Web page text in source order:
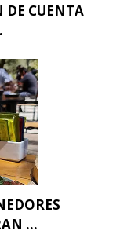
DE CUENTA
...